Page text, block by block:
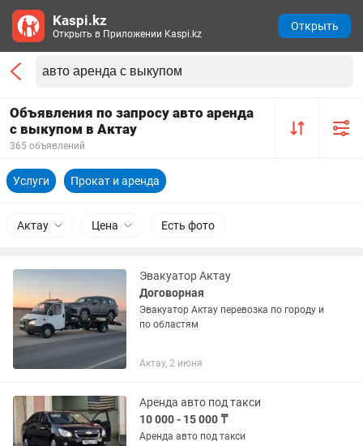
Объявления по запросу авто аренда
с выкупом в Актау
365 объявлений
Услуги Прокат и аренда
Актау Цена Есть фото
Эвакуатор Актау
Договорная
Эвакуатор Актау перевозка по городу и
по областям
Актау, 2 июня
Аренда авто под такси
10 000 - 15 000 ₸
Аренда авто под такси
Kaspi.kz
Открыть в Приложении Kaspi.kz
Открыть